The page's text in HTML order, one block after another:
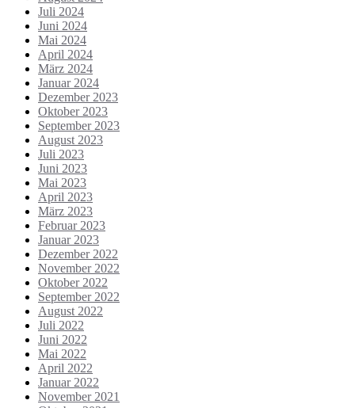
Juli 2024
Juni 2024
Mai 2024
April 2024
März 2024
Januar 2024
Dezember 2023
Oktober 2023
September 2023
August 2023
Juli 2023
Juni 2023
Mai 2023
April 2023
März 2023
Februar 2023
Januar 2023
Dezember 2022
November 2022
Oktober 2022
September 2022
August 2022
Juli 2022
Juni 2022
Mai 2022
April 2022
Januar 2022
November 2021